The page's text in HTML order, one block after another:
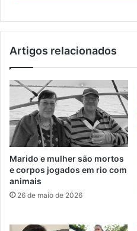
Artigos relacionados
Marido e mulher são mortos
e corpos jogados em rio com
animais
26 de maio de 2026